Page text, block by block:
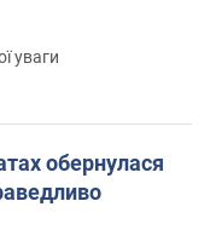
уваги
обернулася